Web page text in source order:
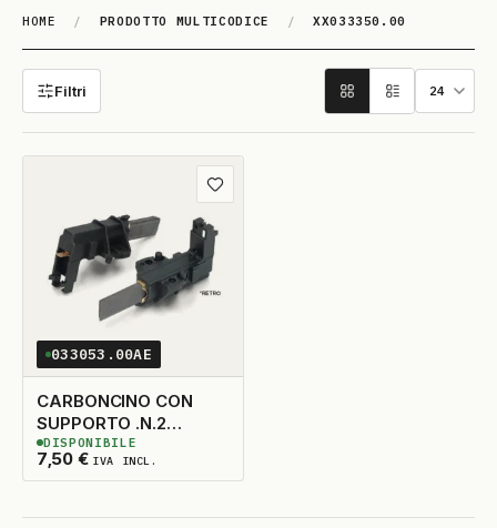
HOME / PRODOTTO MULTICODICE / XX033350.00
XX033350.00
Filtri
Aggiungi ai preferiti
033053.00AE
CARBONCINO CON
SUPPORTO .N.2
5X14X33 TAGLIO DX
ADATTABILE
7,50 € IVA INCL.
13 DISPONIBILI
DISPONIBILE